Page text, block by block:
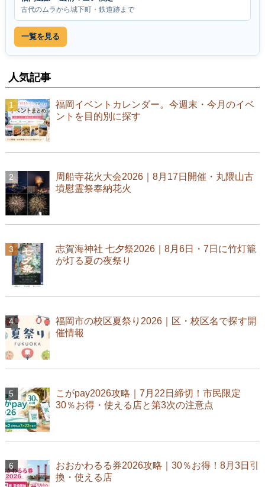
古代のムラから城下町・鉄道跡まで
一覧を見る
人気記事
福岡イベントカレンダー。今週末・今月のイベ
ントを目的別に探す
周船寺花火大会2026｜8月17日開催・丸隈山古
墳慰霊祭奉納花火
志賀海神社 七夕祭2026｜8月6日・7日に竹灯籠
が灯る夏の夜祭り
福岡市の校区夏祭り2026｜区・校区名で探す開
催情報
こがpay2026攻略｜7月22日締切！市民限定
30％お得・使える店と第3次の注意点
おおかわるる券2026攻略｜30％お得！8月3日引
換・使える店